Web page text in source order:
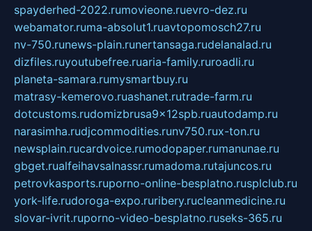
spayderhed-2022.rumovieone.ruevro-dez.ru
webamator.ruma-absolut1.ruavtopomosch27.ru
nv-750.runews-plain.runertansaga.rudelanalad.ru
dizfiles.ruyoutubefree.ruaria-family.ruroadli.ru
planeta-samara.rumysmartbuy.ru
matrasy-kemerovo.ruashanet.rutrade-farm.ru
dotcustoms.rudomizbrusa9x12spb.ruautodamp.ru
narasimha.rudjcommodities.runv750.rux-ton.ru
newsplain.rucardvoice.rumodopaper.rumanunae.ru
gbget.rualfeihavsalnassr.rumadoma.rutajuncos.ru
petrovkasports.ruporno-online-besplatno.rusplclub.ru
york-life.rudoroga-expo.ruribery.rucleanmedicine.ru
slovar-ivrit.ruporno-video-besplatno.ruseks-365.ru